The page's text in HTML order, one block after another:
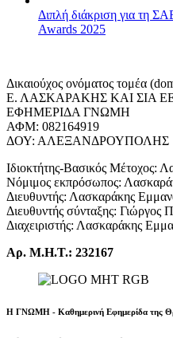
Διπλή διάκριση για τη
Awards 2025
Δικαιούχος ονόματος τομέα
Ε. ΛΑΣΚΑΡΑΚΗΣ ΚΑΙ ΣΙΑ
ΕΦΗΜΕΡΙΔΑ ΓΝΩΜΗ
ΑΦΜ: 082164919
ΔΟΥ: ΑΛΕΞΑΝΔΡΟΥΠΟΛΗΣ
Ιδιοκτήτης-Βασικός Μέτοχος:
Νόμιμος εκπρόσωπος:
Διευθυντής: Λασκαράκης
Διευθυντής σύνταξης: Γιώργος
Διαχειριστής: Λασκαράκης
Αρ. Μ.Η.Τ.: 232167
Η ΓΝΩΜΗ - Καθημερινή Εφημερίδα της